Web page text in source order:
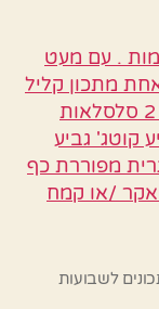
. עם מעט
מתכון קליל
מאוד מאת – Miri Shaar המרכיבים- 2 סלסלאות
3 ביצים גביע קוטג' גביע
בולגרית מפוררת כף
/קואקר /או קמח
לשבועות